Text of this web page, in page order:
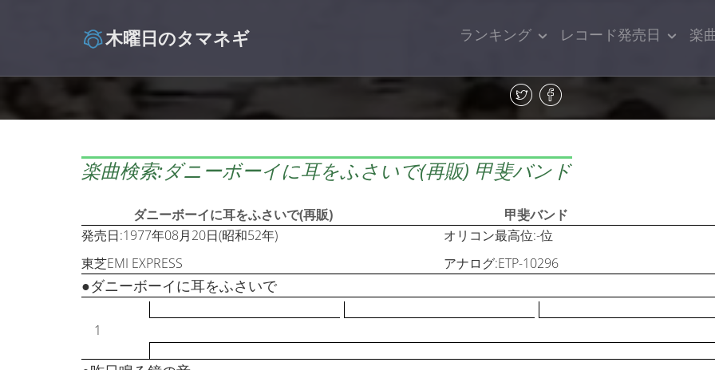
木曜日のタマネギ ランキング レコード発売日 楽
楽曲検索:ダニーボーイに耳をふさいで(再販) 甲斐バンド
ダニーボーイに耳をふさいで(再販)
甲斐バンド
発売日:1977年08月20日(昭和52年)
オリコン最高位:-位
東芝EMI EXPRESS
アナログ:ETP-10296
1
●ダニーボーイに耳をふさいで